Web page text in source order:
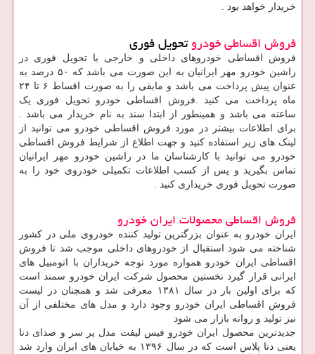
خریدار خواهد بود .
فروش اقساطی خودروتحویل فوری
فروش اقساطی خودروهای داخلی و خارجی با تحویل فوری در
راشین خودرو مهر ایرانیان به این صورت می باشد که ۵۰ درصد به
عنوان پیش پرداخت می باشد و مابقی را به صورت اقساط ۶ تا ۲۴
ماه پرداخت می کنید
فروش اقساطی خودرو تحویل فوری یک
ساعته می باشد و همینطور از ابتدا سند به نام خریدار می باشد .
برای اطلاعات بیشتر در مورد فروش اقساطی خودرو می توانید از
لینک های زیر استفاده کنید و جهت اطلاع از شرایط فروش اقساطی
خودرو می توانید با کارشناسان ما در راشین خودرو مهر ایرانیان
تماس بگیرید و پس از کسب اطلاعات تکمیلی خودروی خود را به
صورت تحویل فوری خریداری کنید .
فروش اقساطی محصولات ایران خودرو
ایران خودرو به عنوان بزرگترین تولید کننده خودروی ملی در کشور
شناخته می شود استقبال از خودروهای داخلی موجب شد تا فروش
اقساطی ایران خودرو همواره مورد توجه خریداران با اتومبیل های
ایرانی قرار گیرد نخستین محصول شرکت ایران خودرو سمند است
که برای اولین بار در سال ۱۳۸۱ معرفی شد و همچنان در لیست
فروش اقساطی ایران خودرو وجود دارد و مدل های مختلفی از آن
نیز تولید و روانه بازار می شود
جدیدترین محصول ایران خودرو فیس لیفت مدل پر سر و صدای دنا
یعنی دنا پلاس است که در سال ۱۳۹۶ به خیابان های ایران وارد شد